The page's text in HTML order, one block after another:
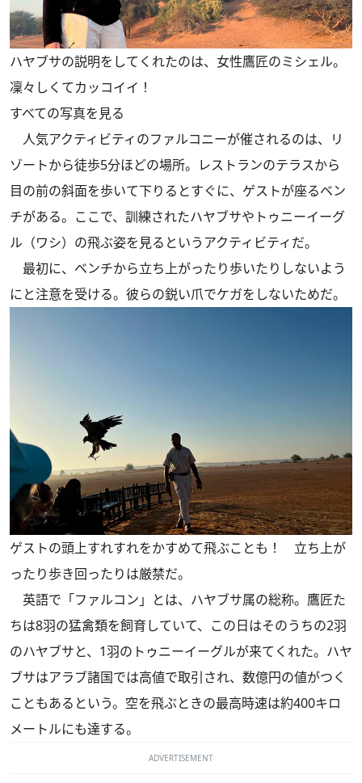
ハヤブサの説明をしてくれたのは、女性鷹匠のミシェル。
凜々しくてカッコイイ！
すべての写真を見る
人気アクティビティのファルコニーが催されるのは、リ
ゾートから徒歩5分ほどの場所。レストランのテラスから
目の前の斜面を歩いて下りるとすぐに、ゲストが座るベン
チがある。ここで、訓練されたハヤブサやトゥニーイーグ
ル（ワシ）の飛ぶ姿を見るというアクティビティだ。
最初に、ベンチから立ち上がったり歩いたりしないよう
にと注意を受ける。彼らの鋭い爪でケガをしないためだ。
ゲストの頭上すれすれをかすめて飛ぶことも！ 立ち上が
ったり歩き回ったりは厳禁だ。
英語で「ファルコン」とは、ハヤブサ属の総称。鷹匠た
ちは8羽の猛禽類を飼育していて、この日はそのうちの2羽
のハヤブサと、1羽のトゥニーイーグルが来てくれた。ハヤ
ブサはアラブ諸国では高値で取引され、数億円の値がつく
こともあるという。空を飛ぶときの最高時速は約400キロ
メートルにも達する。
ADVERTISEMENT